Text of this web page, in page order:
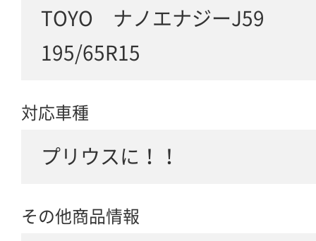
TOYO ナノエナジーJ59
195/65R15
対応車種
プリウスに！！
その他商品情報